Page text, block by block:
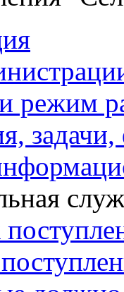
режим